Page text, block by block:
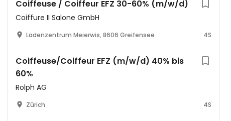
Coiffeuse / Coiffeur EFZ 30-60% (m/w/d)
Coiffure II Salone GmbH
Ladenzentrum Meierwis, 8606 Greifensee 4S
Coiffeuse/Coiffeur EFZ (m/w/d) 40% bis
60%
Rolph AG
Zürich 4S